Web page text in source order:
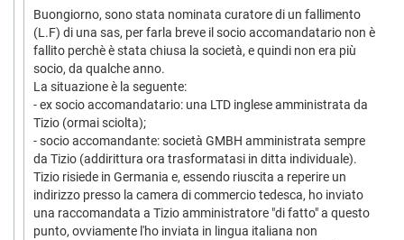
Buongiorno, sono stata nominata curatore di un fallimento
(L.F) di una sas, per farla breve il socio accomandatario non è
fallito perchè è stata chiusa la società, e quindi non era più
socio, da qualche anno.
La situazione è la seguente:
- ex socio accomandatario: una LTD inglese amministrata da
Tizio (ormai sciolta);
- socio accomandante: società GMBH amministrata sempre
da Tizio (addirittura ora trasformatasi in ditta individuale).
Tizio risiede in Germania e, essendo riuscita a reperire un
indirizzo presso la camera di commercio tedesca, ho inviato
una raccomandata a Tizio amministratore "di fatto" a questo
punto, ovviamente l'ho inviata in lingua italiana non